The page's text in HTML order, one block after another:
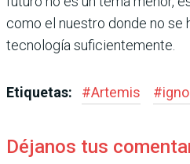
como el nuestro donde no se
tecnología suficientemente.
Etiquetas: #Artemis #
Déjanos tus